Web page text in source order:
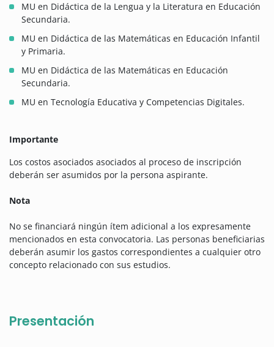
MU en Didáctica de la Lengua y la Literatura en Educación
Secundaria.
MU en Didáctica de las Matemáticas en Educación Infantil
y Primaria.
MU en Didáctica de las Matemáticas en Educación
Secundaria.
MU en Tecnología Educativa y Competencias Digitales.
Importante
Los costos asociados asociados al proceso de inscripción
deberán ser asumidos por la persona aspirante.
Nota
No se financiará ningún ítem adicional a los expresamente
mencionados en esta convocatoria. Las personas beneficiarias
deberán asumir los gastos correspondientes a cualquier otro
concepto relacionado con sus estudios.
Presentación